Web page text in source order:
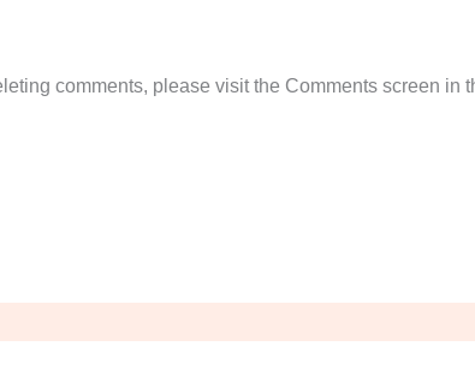
comments, please visit the Comments screen in